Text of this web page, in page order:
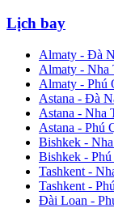
Lịch bay
Almaty - Đà
Almaty - Nha
Almaty - Phú
Astana - Đà
Astana - Nha
Astana - Phú
Bishkek -
Bishkek -
Tashkent -
Tashkent -
Đài Loan -